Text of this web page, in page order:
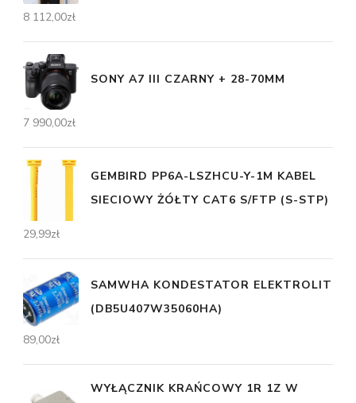
8 112,00zł
SONY A7 III CZARNY + 28-70MM
7 990,00zł
GEMBIRD PP6A-LSZHCU-Y-1M KABEL
SIECIOWY ŻÓŁTY CAT6 S/FTP (S-STP)
29,99zł
SAMWHA KONDESTATOR ELEKTROLIT
(DB5U407W35060HA)
89,00zł
WYŁĄCZNIK KRAŃCOWY 1R 1Z W